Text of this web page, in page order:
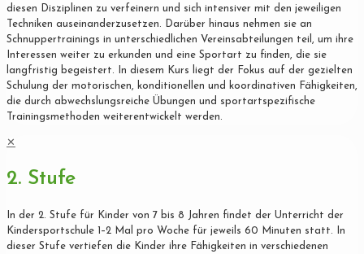
diesen Disziplinen zu verfeinern und sich intensiver mit den jeweiligen
Techniken auseinanderzusetzen. Darüber hinaus nehmen sie an
Schnuppertrainings in unterschiedlichen Vereinsabteilungen teil, um ihre
Interessen weiter zu erkunden und eine Sportart zu finden, die sie
langfristig begeistert. In diesem Kurs liegt der Fokus auf der gezielten
Schulung der motorischen, konditionellen und koordinativen Fähigkeiten,
die durch abwechslungsreiche Übungen und sportartspezifische
Trainingsmethoden weiterentwickelt werden.
✕
2. Stufe
In der 2. Stufe für Kinder von 7 bis 8 Jahren findet der Unterricht der
Kindersportschule 1–2 Mal pro Woche für jeweils 60 Minuten statt. In
dieser Stufe vertiefen die Kinder ihre Fähigkeiten in verschiedenen